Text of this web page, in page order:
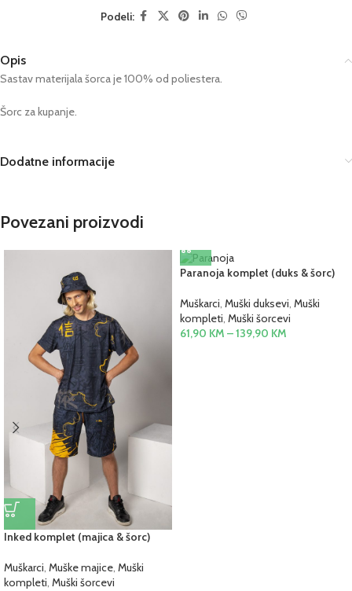
Podeli:
Opis
Sastav materijala šorca je 100% od poliestera.
Šorc za kupanje.
Dodatne informacije
Povezani proizvodi
Inked komplet (majica & šorc)
Muškarci, Muške majice, Muški
kompleti, Muški šorcevi
Paranoja komplet (duks & šorc)
Muškarci, Muški duksevi, Muški
kompleti, Muški šorcevi
61,90 KM –139,90 KM